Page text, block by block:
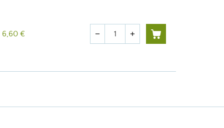
6,60 € Cantidad
remove add